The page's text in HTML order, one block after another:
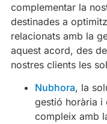
complementar la
destinades a
relacionats amb la
aquest acord, des
nostres clients les
Nubhora, la
gestió horària i
compleix amb